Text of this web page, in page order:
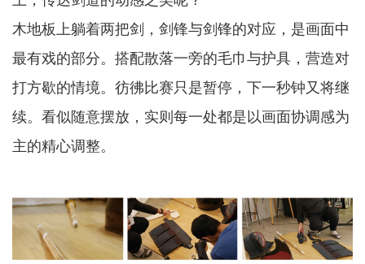
木地板上躺着两把剑，剑锋与剑锋的对应，是画面中
最有戏的部分。搭配散落一旁的毛巾与护具，营造对
打方歇的情境。彷彿比赛只是暂停，下一秒钟又将继
续。看似随意摆放，实则每一处都是以画面协调感为
主的精心调整。